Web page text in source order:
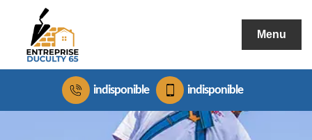
Menu
indisponible indisponible